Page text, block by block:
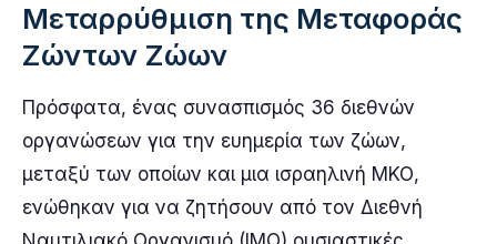
Μεταρρύθμιση της Μεταφοράς
Ζώντων Ζώων
Πρόσφατα, ένας συνασπισμός 36 διεθνών
οργανώσεων για την ευημερία των ζώων,
μεταξύ των οποίων και μια ισραηλινή ΜΚΟ,
ενώθηκαν για να ζητήσουν από τον Διεθνή